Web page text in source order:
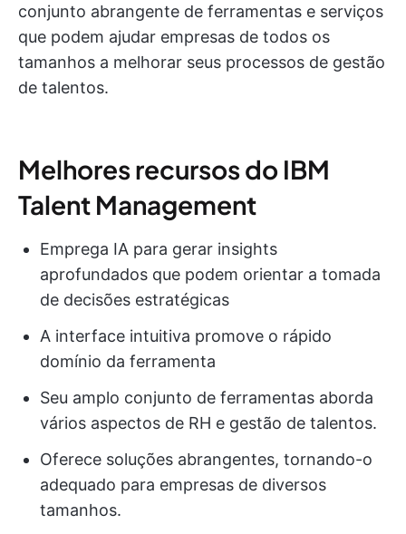
conjunto abrangente de ferramentas e serviços
que podem ajudar empresas de todos os
tamanhos a melhorar seus processos de gestão
de talentos.
Melhores recursos do IBM
Talent Management
Emprega IA para gerar insights
aprofundados que podem orientar a tomada
de decisões estratégicas
A interface intuitiva promove o rápido
domínio da ferramenta
Seu amplo conjunto de ferramentas aborda
vários aspectos de RH e gestão de talentos.
Oferece soluções abrangentes, tornando-o
adequado para empresas de diversos
tamanhos.